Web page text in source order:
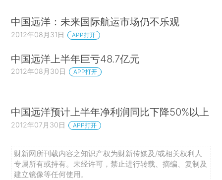
中国远洋：未来国际航运市场仍不乐观
2012年08月31日 APP打开
中国远洋上半年巨亏48.7亿元
2012年08月30日 APP打开
中国远洋预计上半年净利润同比下降50%以上
2012年07月30日 APP打开
财新网所刊载内容之知识产权为财新传媒及/或相关权利人
专属所有或持有。未经许可，禁止进行转载、摘编、复制及
建立镜像等任何使用。